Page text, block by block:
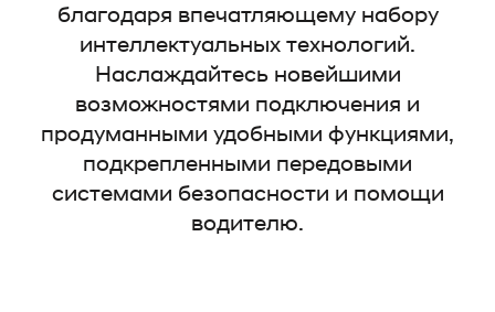
благодаря впечатляющему набору
интеллектуальных технологий.
Наслаждайтесь новейшими
возможностями подключения и
продуманными удобными функциями,
подкрепленными передовыми
системами безопасности и помощи
водителю.